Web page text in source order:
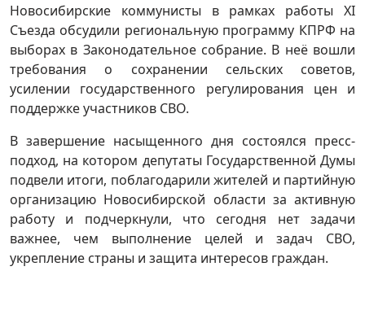
Новосибирские коммунисты в рамках работы XI
Съезда обсудили региональную программу КПРФ на
выборах в Законодательное собрание. В неё вошли
требования о сохранении сельских советов,
усилении государственного регулирования цен и
поддержке участников СВО.
В завершение насыщенного дня состоялся пресс-
подход, на котором депутаты Государственной Думы
подвели итоги, поблагодарили жителей и партийную
организацию Новосибирской области за активную
работу и подчеркнули, что сегодня нет задачи
важнее, чем выполнение целей и задач СВО,
укрепление страны и защита интересов граждан.